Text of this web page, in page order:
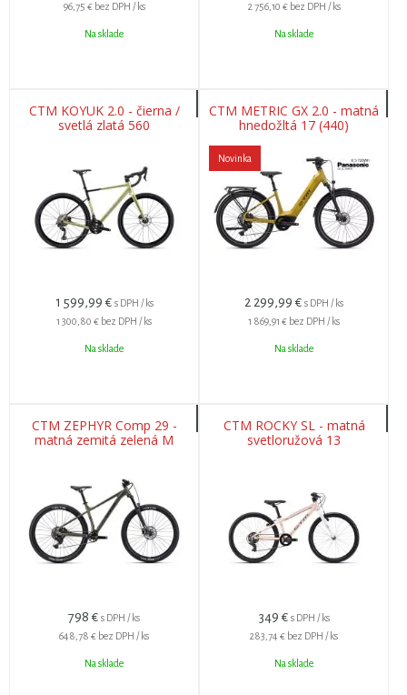
96,75 € bez DPH / ks
Na sklade
2 756,10 € bez DPH / ks
Na sklade
CTM KOYUK 2.0 - čierna /
svetlá zlatá 560
1 599,99 € s DPH / ks
1 300,80 € bez DPH / ks
Na sklade
CTM METRIC GX 2.0 - matná
hnedožltá 17 (440)
Novinka
2 299,99 € s DPH / ks
1 869,91 € bez DPH / ks
Na sklade
CTM ZEPHYR Comp 29 -
matná zemitá zelená M
798 € s DPH / ks
648,78 € bez DPH / ks
Na sklade
CTM ROCKY SL - matná
svetloružová 13
349 € s DPH / ks
283,74 € bez DPH / ks
Na sklade